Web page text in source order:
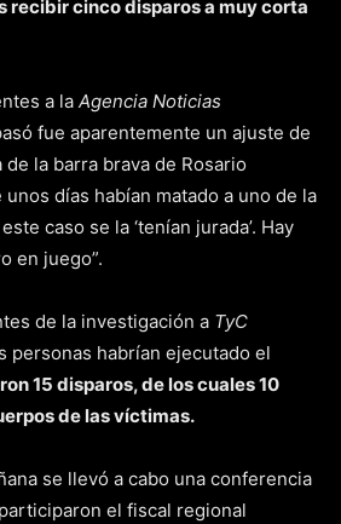
recibir cinco disparos a muy corta
a la Agencia Noticias
fue aparentemente un ajuste de
la barra brava de Rosario
unos días habían matado a uno de la
caso se la ‘tenían jurada’. Hay
en juego”.
de la investigación a TyC
personas habrían ejecutado el
15 disparos, de los cuales 10
de las víctimas.
se llevó a cabo una conferencia
el fiscal regional